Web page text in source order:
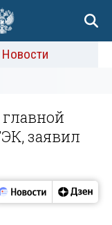
Новости
заявил